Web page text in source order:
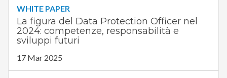
WHITE PAPER
La figura del Data Protection Officer nel
2024: competenze, responsabilità e
sviluppi futuri
17 Mar 2025